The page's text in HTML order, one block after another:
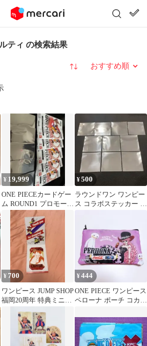
ティ の検索結果
並び替え
¥ 19,999
ONE PIECEカードゲー
ム ROUND1 プロモーシ
ョンパック 5パック
¥500
ラウンドワン ワンピー
ス コラボステッカー 未
¥ 700
ワンピース JUMP SHOP
福岡20周年 特典ミニブ
ロマイド ルフィ 非売品
¥444
ONE PIECE ワンピース
ペローナ ポーチ コカコ